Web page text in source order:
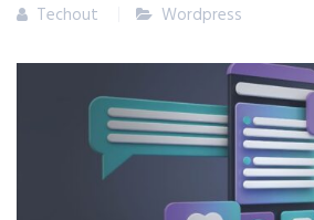
Techout Wordpress